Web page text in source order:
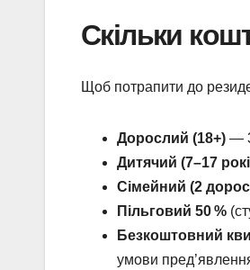
Скільки
Щоб потрапити до
Дорослий (18+) —
Дитячий (7–17
Сімейний (2
Пільговий 50 %
Безкоштовний
умови